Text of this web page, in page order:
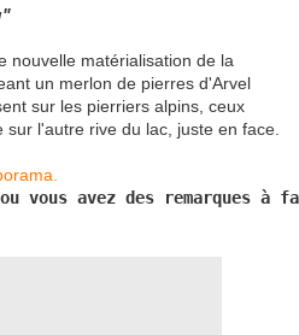
nouvelle matérialisation de la
un merlon de pierres d'Arvel
sur les pierriers alpins, ceux
l'autre rive du lac, juste en face.
vous avez des remarques à